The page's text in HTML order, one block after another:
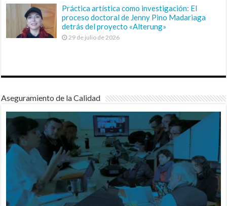
Práctica artística como investigación: El
proceso doctoral de Jenny Pino Madariaga
detrás del proyecto «Alterung»
29 de julio de 2026
Aseguramiento de la Calidad